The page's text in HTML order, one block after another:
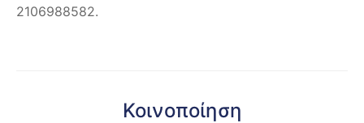
2106988582.
Κοινοποίηση